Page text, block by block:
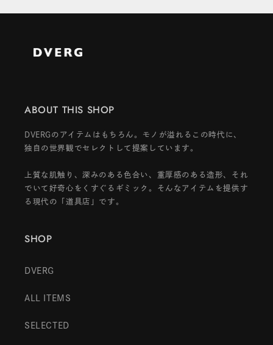
ABOUT THIS SHOP
DVERGのアイテムはもちろん。モノが溢れるこの時代に、
独自の世界観でセレクトして提案しています。
上質な肌触り、深みのある色合い、重厚感のある造形、それ
でいて好奇心をくすぐるギミック。そんなアイテムを提供す
る現代の「道具店」です。
SHOP
DVERG
ALL ITEMS
SELECTED